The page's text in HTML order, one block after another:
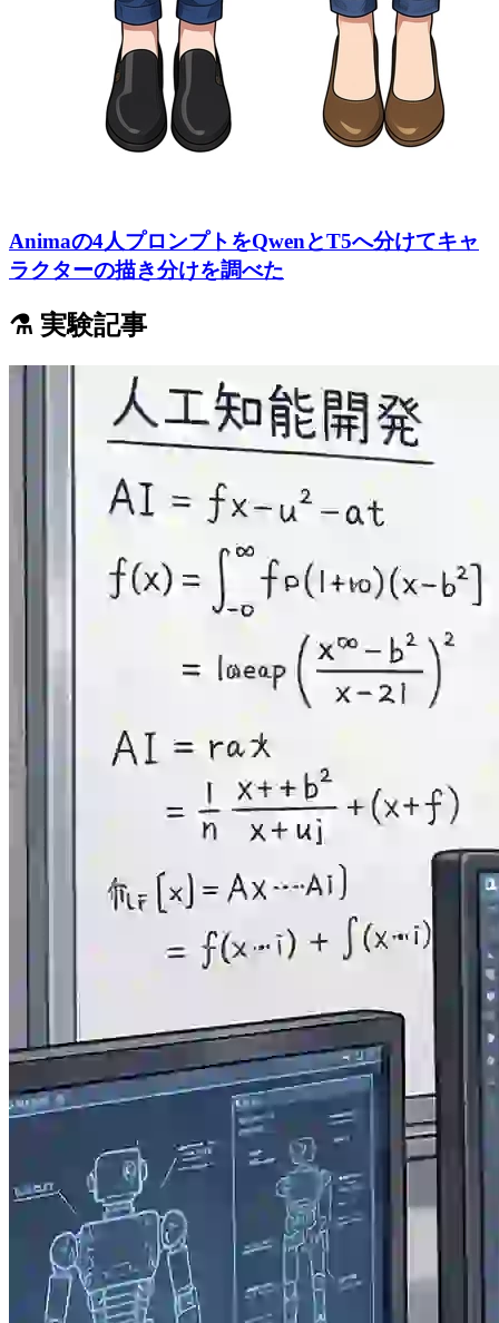
Animaの4人プロンプトをQwenとT5へ分けてキャ
ラクターの描き分けを調べた
⚗️ 実験記事